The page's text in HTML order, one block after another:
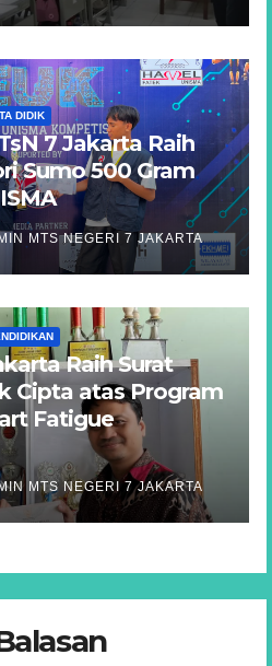
DIDIK
7 Jakarta Raih
Sumo 500 Gram
MTS NEGERI 7 JAKARTA
Raih Surat
Cipta atas Program
Fatigue
MTS NEGERI 7 JAKARTA